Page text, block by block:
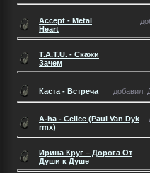
Accept - Metal
Heart
T.A.T.U. - Скажи
Зачем
Каста - Встреча добавил:
A-ha - Celice (Paul Van Dyk
rmx)
Ирина Круг – Дорога От
Души к Душе